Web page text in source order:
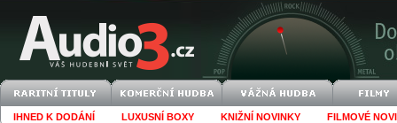
IHNED K DODÁNÍ LUXUSNÍ BOXY KNIŽNÍ NOVINKY FILMOVÉ